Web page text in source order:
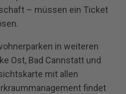
– müssen ein Ticket
in weiteren
Ost, Bad Cannstatt und
mit allen
findet